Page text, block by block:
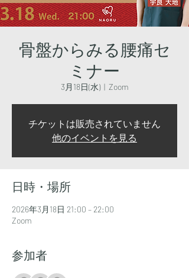
骨盤からみる腰痛セ
ミナー
3月18日(水)
  |
Zoom
チケットは販売されていません
他のイベントを見る
日時・場所
2026年3月18日 21:00 – 22:00
Zoom
参加者